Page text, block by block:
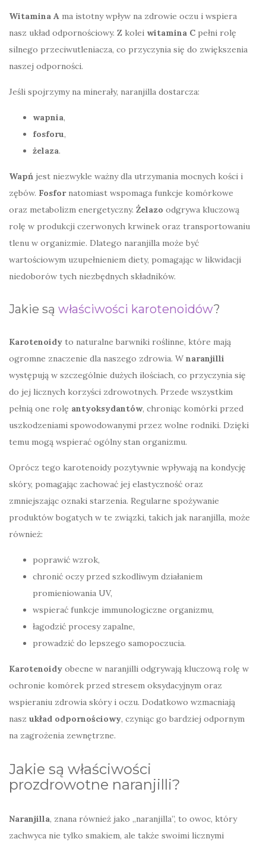
Witamina A ma istotny wpływ na zdrowie oczu i wspiera
nasz układ odpornościowy. Z kolei witamina C pełni rolę
silnego przeciwutleniacza, co przyczynia się do zwiększenia
naszej odporności.
Jeśli spojrzymy na minerały, naranjilla dostarcza:
wapnia,
fosforu,
żelaza.
Wapń jest niezwykle ważny dla utrzymania mocnych kości i
zębów. Fosfornatomiast wspomaga funkcje komórkowe
oraz metabolizm energetyczny. Żelazo odgrywa kluczową
rolę w produkcji czerwonych krwinek oraz transportowaniu
tlenu w organizmie. Dlatego naranjilla może być
wartościowym uzupełnieniem diety, pomagając w likwidacji
niedoborów tych niezbędnych składników.
Jakie są właściwości karotenoidów?
Karotenoidy to naturalne barwniki roślinne, które mają
ogromne znaczenie dla naszego zdrowia. W naranjilli
występują w szczególnie dużych ilościach, co przyczynia się
do jej licznych korzyści zdrowotnych. Przede wszystkim
pełnią one rolę antyoksydantów, chroniąc komórki przed
uszkodzeniami spowodowanymi przez wolne rodniki. Dzięki
temu mogą wspierać ogólny stan organizmu.
Oprócz tego karotenoidy pozytywnie wpływają na kondycję
skóry, pomagając zachować jej elastyczność oraz
zmniejszając oznaki starzenia. Regularne spożywanie
produktów bogatych w te związki, takich jak naranjilla, może
również:
poprawić wzrok,
chronić oczy przed szkodliwym działaniem
promieniowania UV,
wspierać funkcje immunologiczne organizmu,
łagodzić procesy zapalne,
prowadzić do lepszego samopoczucia.
Karotenoidy obecne w naranjilli odgrywają kluczową rolę w
ochronie komórek przed stresem oksydacyjnym oraz
wspieraniu zdrowia skóry i oczu. Dodatkowo wzmacniają
nasz układ odpornościowy, czyniąc go bardziej odpornym
na zagrożenia zewnętrzne.
Jakie są właściwości
prozdrowotne naranjilli?
Naranjilla, znana również jako „naranjilla”, to owoc, który
zachwyca nie tylko smakiem, ale także swoimi licznymi